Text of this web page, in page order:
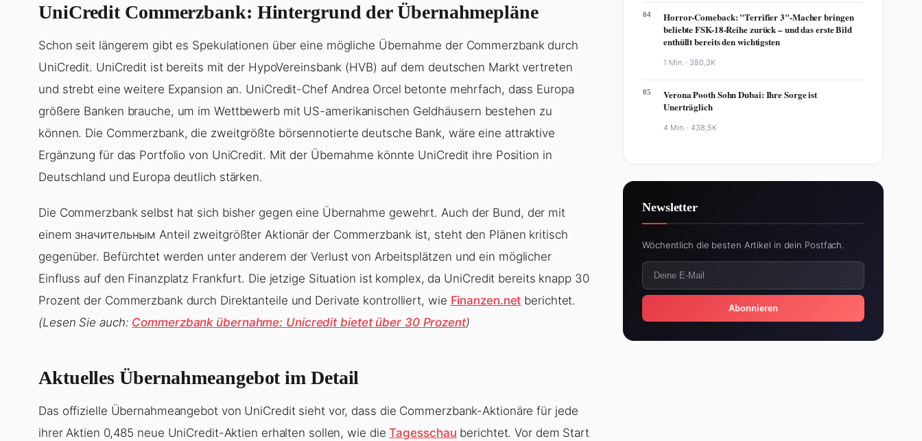
UniCredit Commerzbank: Hintergrund der Übernahmepläne
Schon seit längerem gibt es Spekulationen über eine mögliche Übernahme der Commerzbank durch
UniCredit. UniCredit ist bereits mit der HypoVereinsbank (HVB) auf dem deutschen Markt vertreten
und strebt eine weitere Expansion an. UniCredit-Chef Andrea Orcel betonte mehrfach, dass Europa
größere Banken brauche, um im Wettbewerb mit US-amerikanischen Geldhäusern bestehen zu
können. Die Commerzbank, die zweitgrößte börsennotierte deutsche Bank, wäre eine attraktive
Ergänzung für das Portfolio von UniCredit. Mit der Übernahme könnte UniCredit ihre Position in
Deutschland und Europa deutlich stärken.
Die Commerzbank selbst hat sich bisher gegen eine Übernahme gewehrt. Auch der Bund, der mit
einem значительным Anteil zweitgrößter Aktionär der Commerzbank ist, steht den Plänen kritisch
gegenüber. Befürchtet werden unter anderem der Verlust von Arbeitsplätzen und ein möglicher
Einfluss auf den Finanzplatz Frankfurt. Die jetzige Situation ist komplex, da UniCredit bereits knapp 30
Prozent der Commerzbank durch Direktanteile und Derivate kontrolliert, wie Finanzen.net berichtet.
(Lesen Sie auch: Commerzbank übernahme: Unicredit bietet über 30 Prozent)
Aktuelles Übernahmeangebot im Detail
Das offizielle Übernahmeangebot von UniCredit sieht vor, dass die Commerzbank-Aktionäre für jede
ihrer Aktien 0,485 neue UniCredit-Aktien erhalten sollen, wie dieTagesschau berichtet. Vor dem Start
04
Horror-Comeback: "Terrifier 3"-Macher bringen
beliebte FSK-18-Reihe zurück – und das erste Bild
enthüllt bereits den wichtigsten
1 Min. · 380,3K
05
Verona Pooth Sohn Dubai: Ihre Sorge ist
Unerträglich
4 Min. ·438,5K
Newsletter
Wöchentlich die besten Artikel in dein Postfach.
Abonnieren